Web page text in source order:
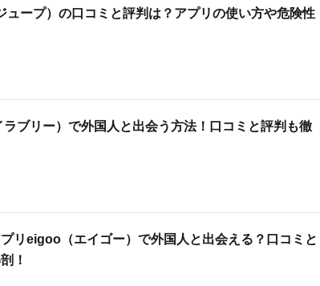
ープ）の口コミと評判は？アプリの使い方や危険性
ブリー）で外国人と出会う方法！口コミと評判も徹
リeigoo（エイゴー）で外国人と出会える？口コミと
！